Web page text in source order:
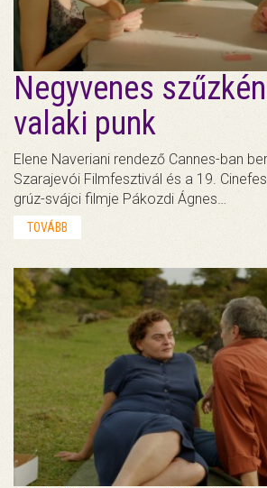
Negyvenes
valaki punk
Elene Naveriani rendező Cannes-ban
Szarajevói Filmfesztivál és a 19.
grúz-svájci filmje Pákozdi Ágnes…
TOVÁBB